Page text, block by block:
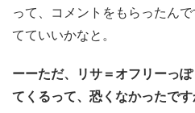
って、コメントをもらったん
てていいかなと。
ーーただ、リサ＝オフリーっ
てくるって、恐くなかったです